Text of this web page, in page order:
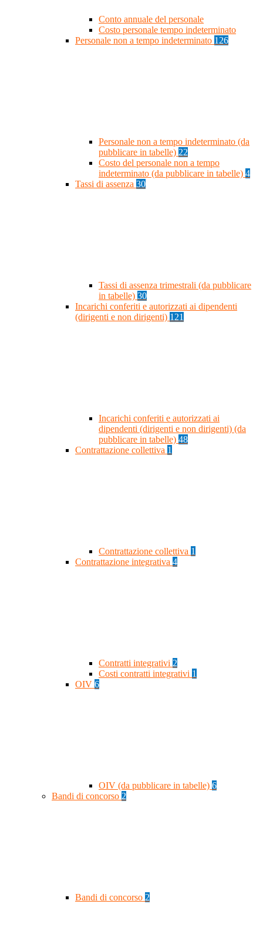
Conto annuale del personale
Costo personale tempo indeterminato
Personale non a tempo indeterminato 126
Personale non a tempo indeterminato (da
pubblicare in tabelle) 22
Costo del personale non a tempo
indeterminato (da pubblicare in tabelle) 4
Tassi di assenza 30
Tassi di assenza trimestrali (da pubblicare
in tabelle) 30
Incarichi conferiti e autorizzati ai dipendenti
(dirigenti e non dirigenti) 121
Incarichi conferiti e autorizzati ai
dipendenti (dirigenti e non dirigenti) (da
pubblicare in tabelle) 48
Contrattazione collettiva 1
Contrattazione collettiva 1
Contrattazione integrativa 4
Contratti integrativi 2
Costi contratti integrativi 1
OIV 6
OIV (da pubblicare in tabelle) 6
Bandi di concorso 2
Bandi di concorso 2